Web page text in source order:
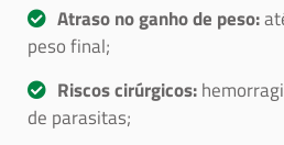
Atraso no ganho de peso:
peso final;
Riscos cirúrgicos:
de parasitas;